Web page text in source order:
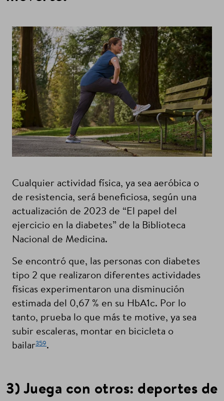
Cualquier actividad física, ya sea aeróbica o
de resistencia, será beneficiosa, según una
actualización de 2023 de “El papel del
ejercicio en la diabetes” de la Biblioteca
Nacional de Medicina.
Se encontró que, las personas con diabetes
tipo 2 que realizaron diferentes actividades
físicas experimentaron una disminución
estimada del 0,67 % en su HbA1c. Por lo
tanto, prueba lo que más te motive, ya sea
subir escaleras, montar en bicicleta o
bailar359.
3) Juega con otros: deportes de